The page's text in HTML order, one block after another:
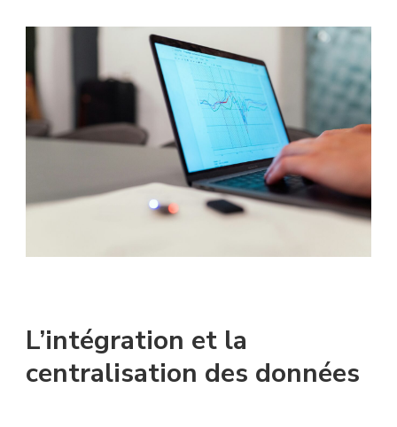
L’intégration et la
centralisation des données